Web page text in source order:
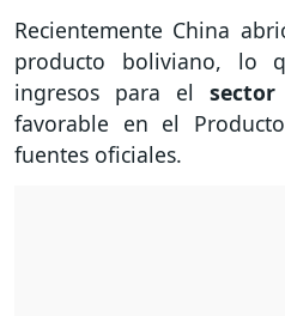
Recientemente China
producto boliviano, lo
ingresos para el
favorable en el
fuentes oficiales.